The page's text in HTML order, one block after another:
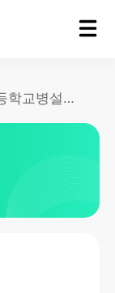
행신초등학교병설유치원